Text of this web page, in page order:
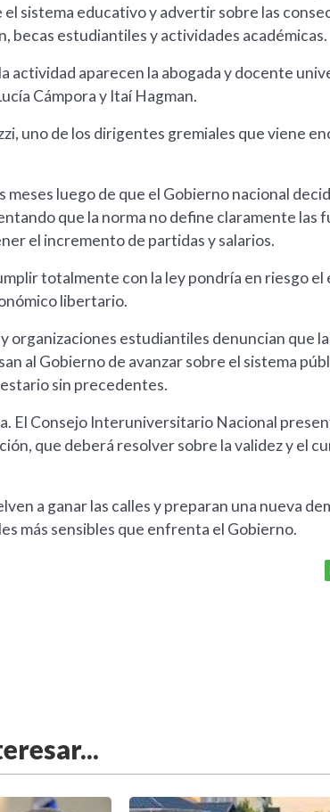
sistema educativo y advertir sobre las
becas estudiantiles y actividades académicas.
actividad aparecen la abogada y docente
Cámpora y Itaí Hagman.
uno de los dirigentes gremiales que viene
luego de que el Gobierno nacional
que la norma no define claramente las
el incremento de partidas y salarios.
totalmente con la ley pondría en riesgo el
libertario.
organizaciones estudiantiles denuncian que
al Gobierno de avanzar sobre el sistema
sin precedentes.
El Consejo Interuniversitario Nacional
que deberá resolver sobre la validez y el
a ganar las calles y preparan una nueva
más sensibles que enfrenta el Gobierno.